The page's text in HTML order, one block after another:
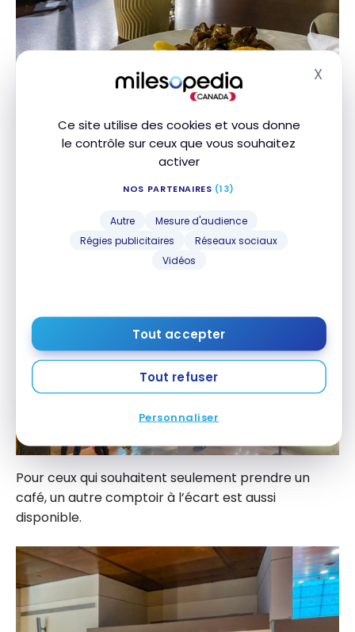
Ce site utilise des cookies et vous donne
le contrôle sur ceux que vous souhaitez
activer
NOS PARTENAIRES (13)
Autre
Mesure d'audience
Régies publicitaires
Réseaux sociaux
Vidéos
Tout accepter
Tout refuser
Personnaliser
X
Pour ceux qui souhaitent seulement prendre un
café, un autre comptoir à l’écart est aussi
disponible.